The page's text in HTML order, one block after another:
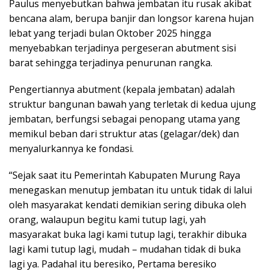
Paulus menyebutkan bahwa jembatan itu rusak akibat
bencana alam, berupa banjir dan longsor karena hujan
lebat yang terjadi bulan Oktober 2025 hingga
menyebabkan terjadinya pergeseran abutment sisi
barat sehingga terjadinya penurunan rangka.
Pengertiannya abutment (kepala jembatan) adalah
struktur bangunan bawah yang terletak di kedua ujung
jembatan, berfungsi sebagai penopang utama yang
memikul beban dari struktur atas (gelagar/dek) dan
menyalurkannya ke fondasi.
“Sejak saat itu Pemerintah Kabupaten Murung Raya
menegaskan menutup jembatan itu untuk tidak di lalui
oleh masyarakat kendati demikian sering dibuka oleh
orang, walaupun begitu kami tutup lagi, yah
masyarakat buka lagi kami tutup lagi, terakhir dibuka
lagi kami tutup lagi, mudah – mudahan tidak di buka
lagi ya. Padahal itu beresiko, Pertama beresiko